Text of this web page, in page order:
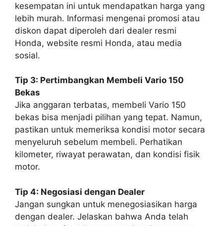
kesempatan ini untuk mendapatkan harga yang
lebih murah. Informasi mengenai promosi atau
diskon dapat diperoleh dari dealer resmi
Honda, website resmi Honda, atau media
sosial.
Tip 3: Pertimbangkan Membeli Vario 150
Bekas
Jika anggaran terbatas, membeli Vario 150
bekas bisa menjadi pilihan yang tepat. Namun,
pastikan untuk memeriksa kondisi motor secara
menyeluruh sebelum membeli. Perhatikan
kilometer, riwayat perawatan, dan kondisi fisik
motor.
Tip 4: Negosiasi dengan Dealer
Jangan sungkan untuk menegosiasikan harga
dengan dealer. Jelaskan bahwa Anda telah